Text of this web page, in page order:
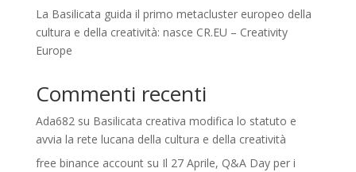
La Basilicata guida il primo metacluster europeo della
cultura e della creatività: nasce CR.EU – Creativity
Europe
Commenti recenti
Ada682su Basilicata creativa modifica lo statuto e
avvia la rete lucana della cultura e della creatività
free binance accountsu Il 27 Aprile, Q&A Day per i